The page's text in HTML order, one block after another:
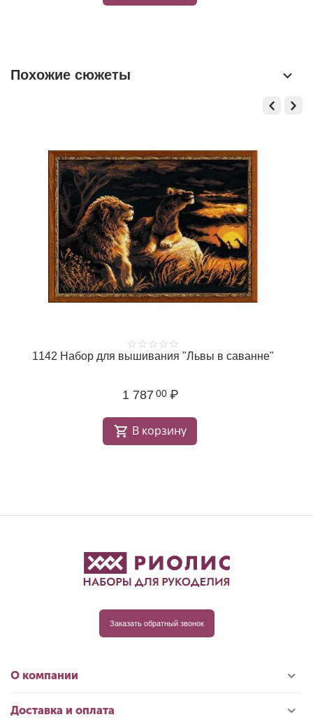
Похожие сюжеты
1142 Набор для вышивания "Львы в саванне"
1 787 00 ₽
В корзину
Заказать обратный звонок
О компании
Доставка и оплата